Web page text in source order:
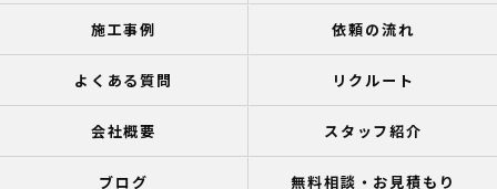
施工事例 依頼の流れ
よくある質問 リクルート
会社概要 スタッフ紹介
ブログ 無料相談・お見積もり